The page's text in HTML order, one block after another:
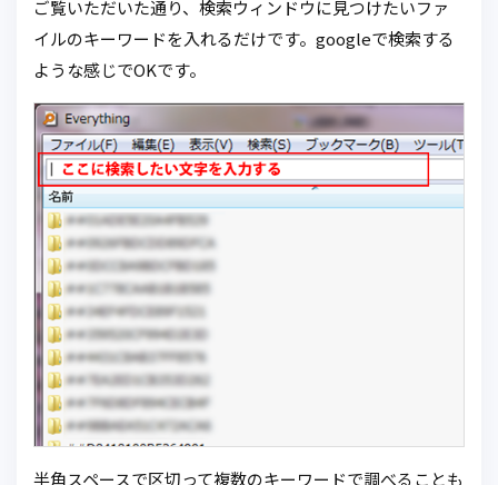
ご覧いただいた通り、検索ウィンドウに見つけたいファ
イルのキーワードを入れるだけです。googleで検索する
ような感じでOKです。
半角スペースで区切って複数のキーワードで調べることも